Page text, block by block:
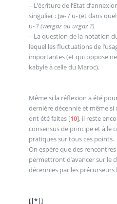
‒ L’écriture de l’Etat
singulier : [w- / u- (et dans
u- ? (wergaz ou urgaz ?)
‒ La question de la notation du « schwa » ([ǝ]), pour
lequel les fluctuations de
importantes (et qui oppose
kabyle à celle du Maroc).
Même si la réflexion a été
dernière décennie et même
ont été faites[10], il reste
consensus de principe et à le
pratiques sur tous ces points.
On espère que des rencontres
permettront d’avancer sur le
décennies par les précurseurs
[|*|]